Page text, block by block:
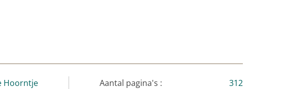
Hoorntje
Aantal pagina's :
312